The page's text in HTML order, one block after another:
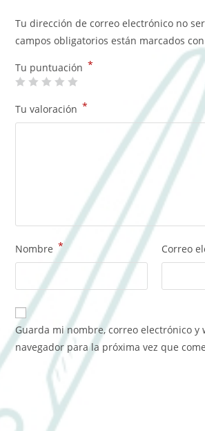
Tu dirección de correo electrónico no
campos obligatorios están marcados con
Tu puntuación *
Tu valoración *
Nombre * Correo
Guarda mi nombre, correo electrónico y
navegador para la próxima vez que